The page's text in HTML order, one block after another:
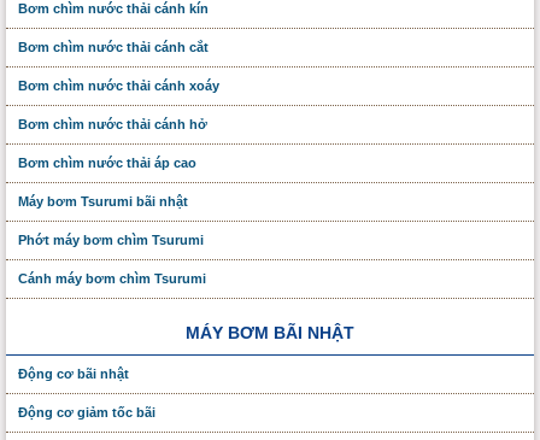
Bơm chìm nước thải cánh kín
Bơm chìm nước thải cánh cắt
Bơm chìm nước thải cánh xoáy
Bơm chìm nước thải cánh hở
Bơm chìm nước thải áp cao
Máy bơm Tsurumi bãi nhật
Phớt máy bơm chìm Tsurumi
Cánh máy bơm chìm Tsurumi
MÁY BƠM BÃI NHẬT
Động cơ bãi nhật
Động cơ giảm tốc bãi